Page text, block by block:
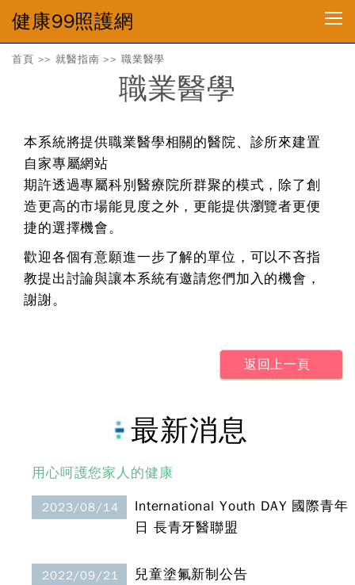
健康99照護網
首頁 >>就醫指南 >> 職業醫學
職業醫學
本系統將提供職業醫學相關的醫院、診所來建置
自家專屬網站
期許透過專屬科別醫療院所群聚的模式，除了創
造更高的市場能見度之外，更能提供瀏覽者更便
捷的選擇機會。
歡迎各個有意願進一步了解的單位，可以不吝指
教提出討論與讓本系統有邀請您們加入的機會，
謝謝。
返回上一頁
最新消息
用心呵護您家人的健康
2023/08/14
International Youth DAY 國際青年
日 長青牙醫聯盟
2022/09/21 兒童塗氟新制公告